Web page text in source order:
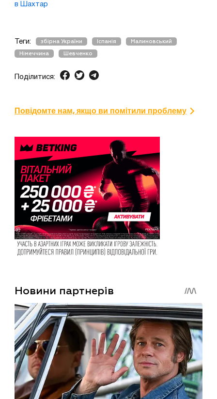
в Шахтар
Теги: збірна України Іспанія Малиновський
Німеччина Шевченко
Поділитися:
Повідомте нам, якщо ви помітили проблему